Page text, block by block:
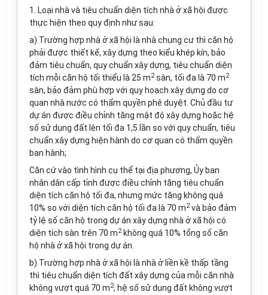
1. Loại nhà và tiêu chuẩn diện tích nhà ở xã hội được
thực hiện theo quy định như sau:
a) Trường hợp nhà ở xã hội là nhà chung cư thì căn hộ
phải được thiết kế, xây dựng theo kiểu khép kín, bảo
đảm tiêu chuẩn, quy chuẩn xây dựng, tiêu chuẩn diện
tích mỗi căn hộ tối thiểu là 25 m2sàn, tối đa là 70 m2
sàn, bảo đảm phù hợp với quy hoạch xây dựng do cơ
quan nhà nước có thẩm quyền phê duyệt. Chủ đầu tư
dự án được điều chỉnh tăng mật độ xây dựng hoặc hệ
số sử dụng đất lên tối đa 1,5 lần so với quy chuẩn, tiêu
chuẩn xây dựng hiện hành do cơ quan có thẩm quyền
ban hành;
Căn cứ vào tình hình cụ thể tại địa phương, Ủy ban
nhân dân cấp tỉnh được điều chỉnh tăng tiêu chuẩn
diện tích căn hộ tối đa, nhưng mức tăng không quá
10% so với diện tích căn hộ tối đa là 70 m2và bảo đảm
tỷ lệ số căn hộ trong dự án xây dựng nhà ở xã hội có
diện tích sàn trên 70 m2không quá 10% tổng số căn
hộ nhà ở xã hội trong dự án.
b) Trường hợp nhà ở xã hội là nhà ở liền kề thấp tầng
thì tiêu chuẩn diện tích đất xây dựng của mỗi căn nhà
không vượt quá 70 m2, hệ số sử dụng đất không vượt